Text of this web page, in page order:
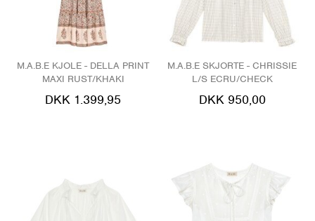
M.A.B.E KJOLE - DELLA PRINT
MAXI RUST/KHAKI
DKK 1.399,95
M.A.B.E SKJORTE - CHRISSIE
L/S ECRU/CHECK
DKK 950,00